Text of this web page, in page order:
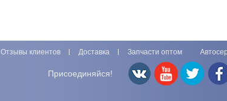
Отзывы клиентов Доставка Запчасти оптом
Присоединяйся!